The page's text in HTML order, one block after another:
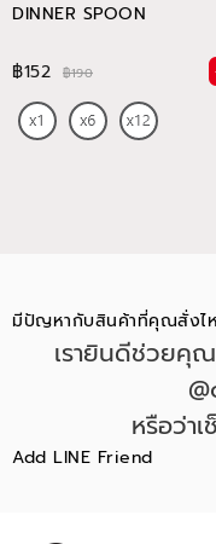
DINNER SPOON
฿152 ฿190
มีปัญหากับสินค้าที่คุณสั่งไ
เรายินดีช่วยคุ
หรือว่า
Add LINE Friend